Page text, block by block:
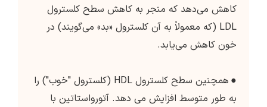
کاهش می‌دهد که منجر به کاهش سطح کلسترول
LDL (که معمولاً به آن کلسترول «بد» می‌گویند) در
خون کاهش می‌یابد.
●
همچنین سطح کلسترول HDL (کلسترول "خوب") را
به طور متوسط ​​افزایش می دهد. آتورواستاتین با